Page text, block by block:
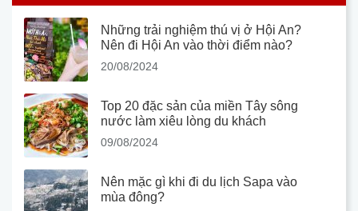
Những trải nghiệm thú vị ở Hội An?
Nên đi Hội An vào thời điểm nào?
20/08/2024
Top 20 đặc sản của miền Tây sông
nước làm xiêu lòng du khách
09/08/2024
Nên mặc gì khi đi du lịch Sapa vào
mùa đông?